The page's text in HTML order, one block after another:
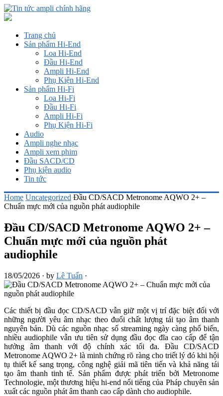
Trang chủ
Sản phẩm Hi-End
Loa Hi-End
Đầu Hi-End
Ampli Hi-End
Phụ Kiện Hi-End
Sản phẩm Hi-Fi
Loa Hi-Fi
Đầu Hi-Fi
Ampli Hi-Fi
Phụ Kiện Hi-Fi
Audio
Ampli nghe nhạc
Ampli xem phim
Đầu SACD/CD
Phụ kiện audio
Tin tức
Home Uncategorized Đầu CD/SACD Metronome AQWO 2+ –
Chuẩn mực mới của nguồn phát audiophile
Đầu CD/SACD Metronome AQWO 2+ –
Chuẩn mực mới của nguồn phát
audiophile
18/05/2026 · by Lê Tuấn ·
Các thiết bị đầu đọc CD/SACD vẫn giữ một vị trí đặc biệt đối với
những người yêu âm nhạc theo đuổi chất lượng tái tạo âm thanh
nguyên bản. Dù các nguồn nhạc số streaming ngày càng phổ biến,
nhiều audiophile vẫn ưu tiên sử dụng đầu đọc đĩa cao cấp để tận
hưởng âm thanh với độ chính xác tối đa. Đầu CD/SACD
Metronome AQWO 2+ là minh chứng rõ ràng cho triết lý đó khi hội
tụ thiết kế sang trọng, công nghệ giải mã tiên tiến và khả năng tái
tạo âm thanh tinh tế. Sản phẩm được phát triển bởi Metronome
Technologie, một thương hiệu hi-end nổi tiếng của Pháp chuyên sản
xuất các nguồn phát âm thanh cao cấp dành cho audiophile.